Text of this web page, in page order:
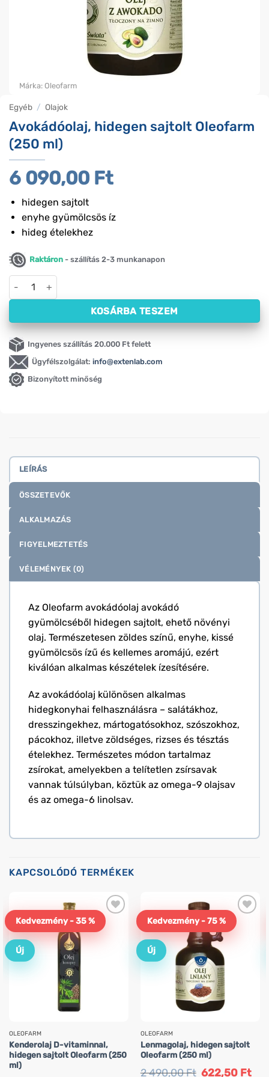
Egyéb / Olajok
Avokádóolaj, hidegen sajtolt Oleofarm
(250 ml)
6 090,00 Ft
hidegen sajtolt
enyhe gyümölcsös íz
hideg ételekhez
Raktáron - szállítás 2-3 munkanapon
Avokádóolaj, hidegen sajtolt Oleofarm (250 ml) mennyiség
KOSÁRBA TESZEM
Ingyenes szállítás 20.000 Ft felett
Ügyfélszolgálat: info@extenlab.com
Bizonyított minőség
Márka: Oleofarm
LEÍRÁS
ÖSSZETEVŐK
ALKALMAZÁS
FIGYELMEZTETÉS
VÉLEMÉNYEK (0)
Az Oleofarm avokádóolaj avokádó
gyümölcséből hidegen sajtolt, ehető növényi
olaj. Természetesen zöldes színű, enyhe, kissé
gyümölcsös ízű és kellemes aromájú, ezért
kiválóan alkalmas készételek ízesítésére.
Az avokádóolaj különösen alkalmas
hidegkonyhai felhasználásra – salátákhoz,
dresszingekhez, mártogatósokhoz, szószokhoz,
pácokhoz, illetve zöldséges, rizses és tésztás
ételekhez. Természetes módon tartalmaz
zsírokat, amelyekben a telítetlen zsírsavak
vannak túlsúlyban, köztük az omega-9 olajsav
és az omega-6 linolsav.
KAPCSOLÓDÓ TERMÉKEK
Kedvezmény - 35 %
Új
OLEOFARM
Kenderolaj D-vitaminnal,
hidegen sajtolt Oleofarm (250
ml)
Kedvezmény - 75 %
Új
OLEOFARM
Lenmagolaj, hidegen sajtolt
Oleofarm (250 ml)
2 490,00Ft Original
622,50 Ft